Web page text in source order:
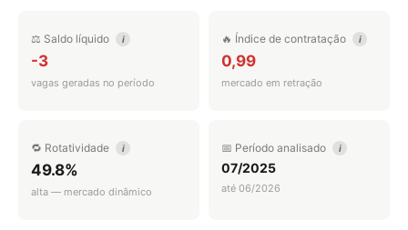
⚖️ Saldo líquido i
-3
vagas geradas no período
🔥 Índice de contratação i
0,99
mercado em retração
🔁 Rotatividade i
49.8%
alta — mercado dinâmico
📅 Período analisado i
07/2025
até 06/2026